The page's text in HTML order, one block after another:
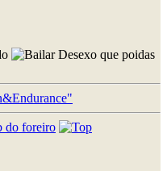
Desexo que poidas